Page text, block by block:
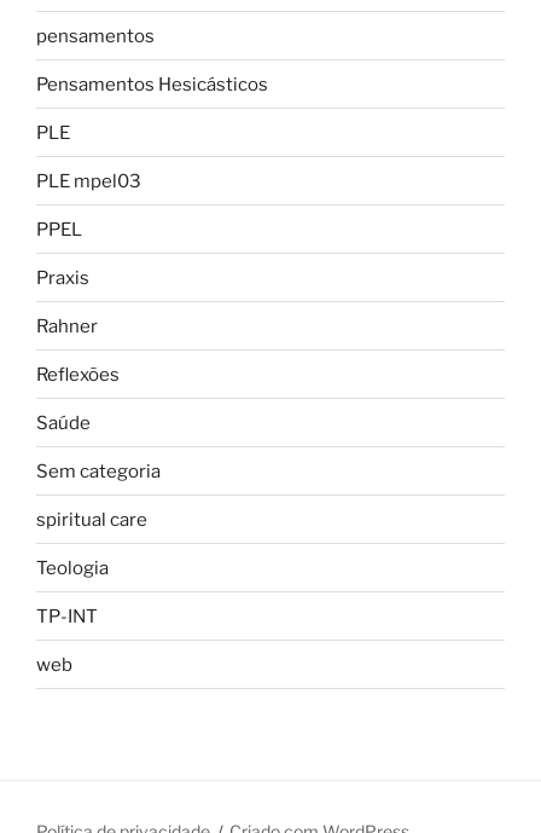
pensamentos
Pensamentos Hesicásticos
PLE
PLE mpel03
PPEL
Praxis
Rahner
Reflexões
Saúde
Sem categoria
spiritual care
Teologia
TP-INT
web